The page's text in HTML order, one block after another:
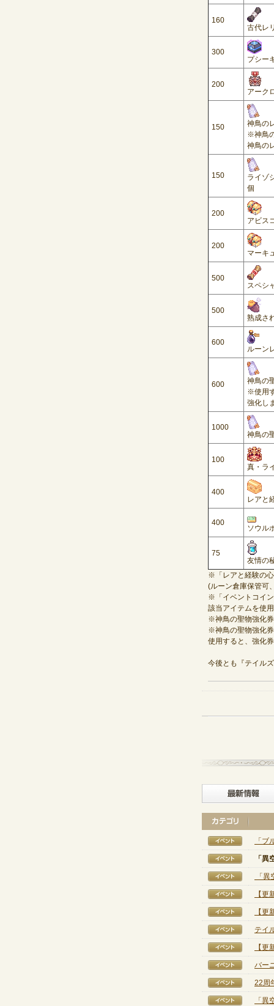
160
古代レ
300
プシー
200
アーク
150
神鳥の
※神鳥
神鳥の
150
ライゾ
個
200
アビス
200
マーキ
500
スペシ
500
熟成さ
600
ルーン
600
神鳥の
※使用
強化し
1000
神鳥の
100
真・ラ
400
レアと
400
ソウル
75
友情の
※「レアと経験の
(ルーン倉庫保管可
※「イベントコイ
該当アイテムを使
※神鳥の聖物強化
※神鳥の聖物強化
使用すると、強化
今後とも『テイル
【イ
「
【イ
「
【イ
「
【イ
【
【イ
【
【イ
テイ
【イ
【
【イ
バー
【イ
22周
【イ
「